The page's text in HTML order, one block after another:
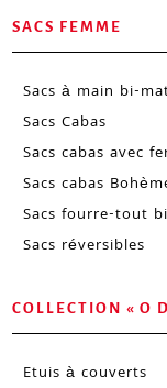
SACS FEMME
Sacs à main bi-
Sacs Cabas
Sacs cabas avec
Sacs cabas
Sacs fourre-tout
Sacs réversibles
COLLECTION « O
Etuis à couverts